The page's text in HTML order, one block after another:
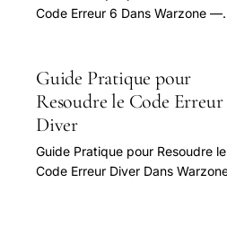
Code Erreur 6 Dans Warzone —
Guide Pratique pour
Resoudre le Code Erreur
Diver
Guide Pratique pour Resoudre le
Code Erreur Diver Dans